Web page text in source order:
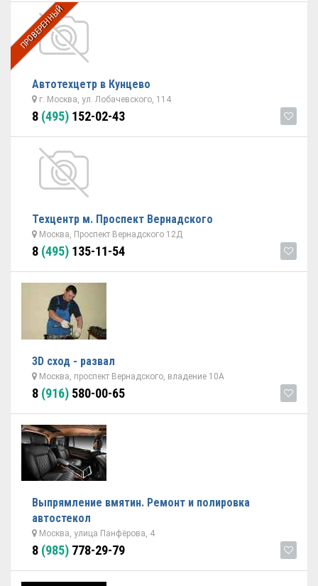
ПРОВЕРЕННЫЙ
Автотехцетр в Кунцево
г. Москва, ул. Лобачевского, 114
8 (495) 152-02-43
Техцентр м. Проспект Вернадского
Москва, Проспект Вернадского 12Д
8 (495) 135-11-54
3D сход - развал
Москва, проспект Вернадского, владение 10А
8 (916) 580-00-65
Выпрямление вмятин. Ремонт и полировка
автостекол
Москва, улица Панфёрова, 4
8 (985) 778-29-79